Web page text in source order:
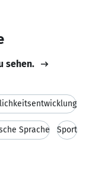
sehen.
Sprache Sport